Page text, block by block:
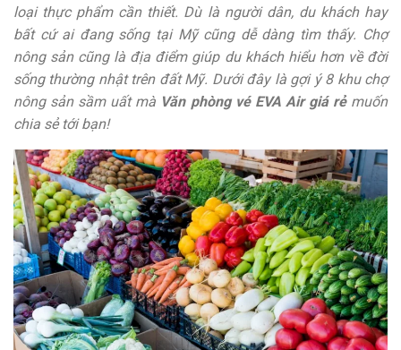
loại thực phẩm cần thiết. Dù là người dân, du khách hay
bất cứ ai đang sống tại Mỹ cũng dễ dàng tìm thấy. Chợ
nông sản cũng là địa điểm giúp du khách hiểu hơn về đời
sống thường nhật trên đất Mỹ. Dưới đây là gợi ý 8 khu chợ
nông sản sầm uất mà Văn phòng vé EVA Air giá rẻmuốn
chia sẻ tới bạn!